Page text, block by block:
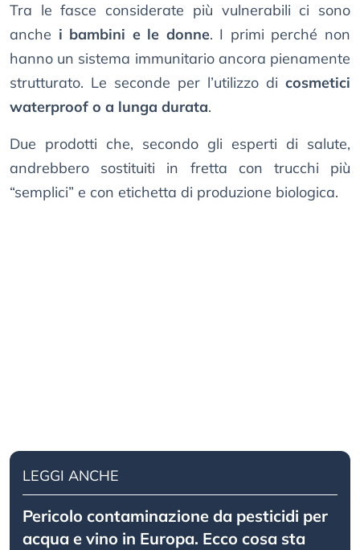
Tra le fasce considerate più vulnerabili ci sono
anche i bambini e le donne. I primi perché non
hanno un sistema immunitario ancora pienamente
strutturato. Le seconde per l’utilizzo di cosmetici
waterproof o a lunga durata.
Due prodotti che, secondo gli esperti di salute,
andrebbero sostituiti in fretta con trucchi più
“semplici” e con etichetta di produzione biologica.
LEGGI ANCHE
Pericolo contaminazione da pesticidi per
acqua e vino in Europa. Ecco cosa sta